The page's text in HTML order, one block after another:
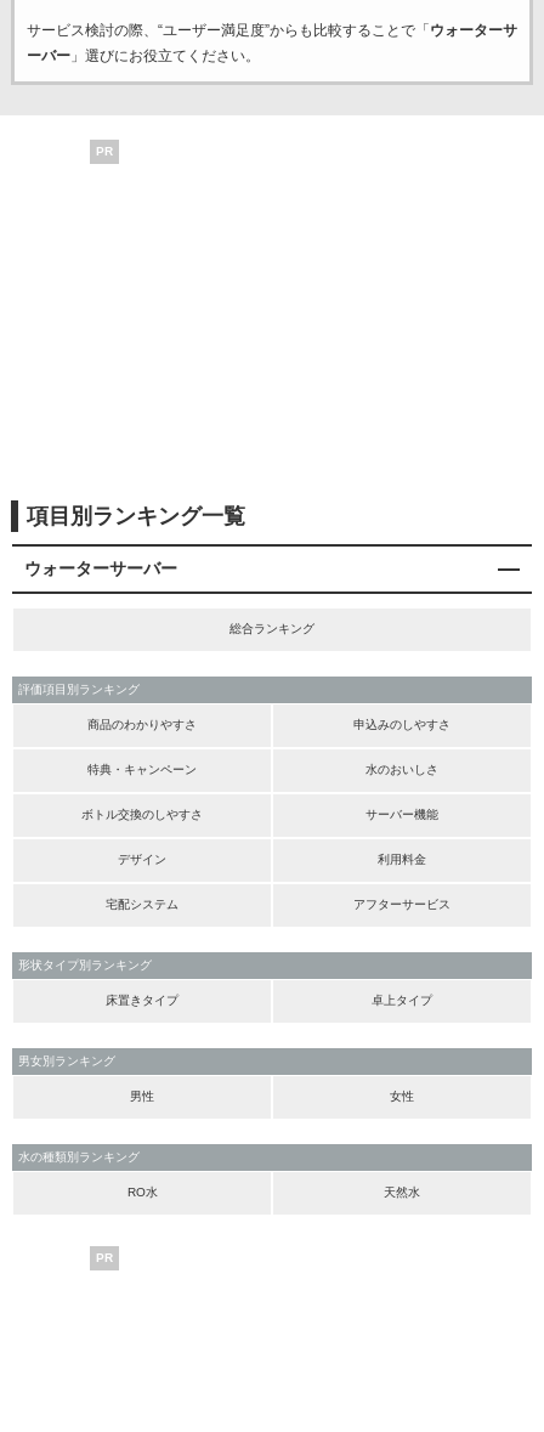
サービス検討の際、“ユーザー満足度”からも比較することで「 ウォーターサ
ーバー」選びにお役立てください。
PR
項目別ランキング一覧
ウォーターサーバー
総合ランキング
評価項目別ランキング
商品のわかりやすさ 申込みのしやすさ
特典・キャンペーン 水のおいしさ
ボトル交換のしやすさ サーバー機能
デザイン 利用料金
宅配システム アフターサービス
形状タイプ別ランキング
床置きタイプ 卓上タイプ
男女別ランキング
男性 女性
水の種類別ランキング
RO水 天然水
PR